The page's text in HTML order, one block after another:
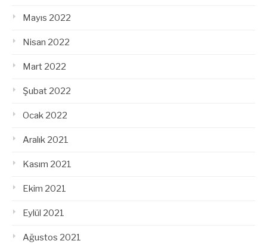
Mayıs 2022
Nisan 2022
Mart 2022
Şubat 2022
Ocak 2022
Aralık 2021
Kasım 2021
Ekim 2021
Eylül 2021
Ağustos 2021